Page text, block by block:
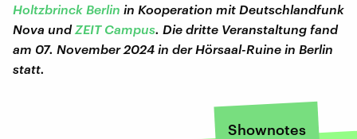
Holtzbrinck Berlin in Kooperation mit Deutschlandfunk
Nova und ZEIT Campus. Die dritte Veranstaltung fand
am 07. November 2024 in der Hörsaal-Ruine in Berlin
statt.
Shownotes